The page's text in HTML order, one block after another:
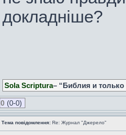
докладніше?
Sola Scriptura– “Библия и
0 (0-0)
Тема повідомлення: Re: Журнал "Джерело"